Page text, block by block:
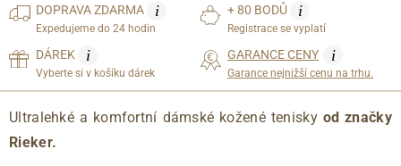
DOPRAVAZDARMA i
Expedujeme do 24 hodin
+ 80 BODŮ i
Registrace se vyplatí
DÁREK i
Vyberte si v košíku dárek
GARANCE CENY i
Garance nejnižší cenu na trhu.
Ultralehké a komfortní dámské kožené tenisky od značky
Rieker.